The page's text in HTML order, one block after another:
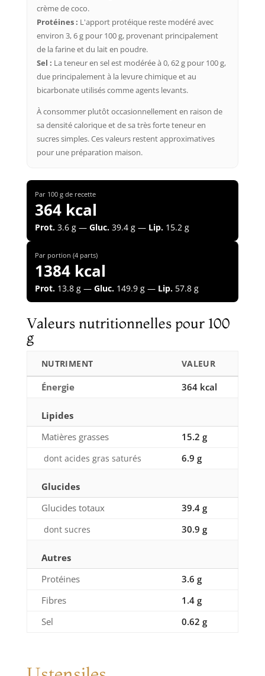
crème de coco.
Protéines : L'apport protéique reste modéré avec
environ 3, 6 g pour 100 g, provenant principalement
de la farine et du lait en poudre.
Sel : La teneur en sel est modérée à 0, 62 g pour 100 g,
due principalement à la levure chimique et au
bicarbonate utilisés comme agents levants.
À consommer plutôt occasionnellement en raison de
sa densité calorique et de sa très forte teneur en
sucres simples. Ces valeurs restent approximatives
pour une préparation maison.
Par 100 g de recette
364 kcal
Prot.3.6 g — Gluc.39.4 g — Lip.15.2 g
Par portion (4 parts)
1384 kcal
Prot.13.8 g — Gluc.149.9 g — Lip.57.8 g
Valeurs nutritionnelles pour 100
g
NUTRIMENT VALEUR
Énergie 364 kcal
Lipides
Matières grasses
15.2 g
dont acides gras saturés 6.9 g
Glucides
Glucides totaux
39.4 g
dont sucres 30.9 g
Autres
Protéines
3.6 g
Fibres
1.4 g
Sel
0.62 g